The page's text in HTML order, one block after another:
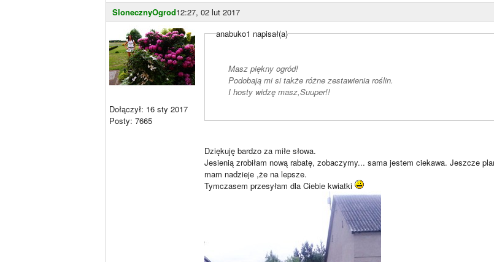
SlonecznyOgrod12:27, 02 lut 2017
Dołączył: 16 sty 2017
Posty: 7665
anabuko1 napisał(a)
Masz piękny ogród!
Podobają mi si także różne zestawienia roślin.
I hosty widzę masz,Suuper!!
Dziękuję bardzo za miłe słowa.
Jesienią zrobiłam nową rabatę, zobaczymy... sama jestem ciekawa. Jeszcze
mam nadzieje ,że na lepsze.
Tymczasem przesyłam dla Ciebie kwiatki